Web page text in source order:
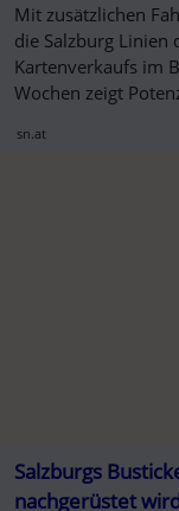
Mit zusätzlichen
die Salzburg Linien
Kartenverkaufs im
Wochen zeigt
sn.at
Salzburgs
nachgerüstet